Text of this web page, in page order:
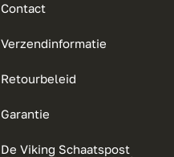
Contact
Verzendinformatie
Retourbeleid
Garantie
De Viking Schaatspost